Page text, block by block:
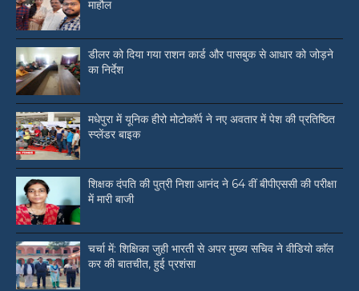
माहौल
डीलर को दिया गया राशन कार्ड और पासबुक से आधार को जोड़ने
का निर्देश
मधेपुरा में यूनिक हीरो मोटोकॉर्प ने नए अवतार में पेश की प्रतिष्ठित
स्प्लेंडर बाइक
शिक्षक दंपति की पुत्री निशा आनंद ने 64 वीं बीपीएससी की परीक्षा
में मारी बाजी
चर्चा में: शिक्षिका जुही भारती से अपर मुख्य सचिव ने वीडियो काॅल
कर की बातचीत, हुई प्रशंसा